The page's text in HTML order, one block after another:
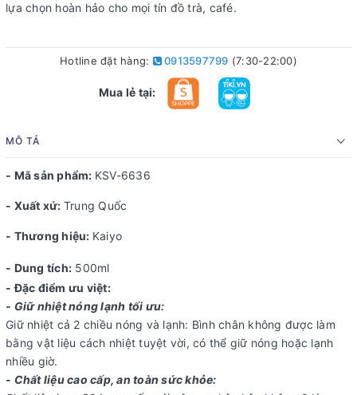
lựa chọn hoàn hảo cho mọi tín đồ trà, café.
Hotline đặt hàng: 0913597799 (7:30-22:00)
Mua lẻ tại:
MÔ TẢ
- Mã sản phẩm: KSV-6636
- Xuất xứ: Trung Quốc
- Thương hiệu: Kaiyo
- Dung tích: 500ml
- Đặc điểm ưu việt:
- Giữ nhiệt nóng lạnh tối ưu:
Giữ nhiệt cả 2 chiều nóng và lạnh: Bình chân không được làm
bằng vật liệu cách nhiệt tuyệt vời, có thể giữ nóng hoặc lạnh
nhiều giờ.
- Chất liệu cao cấp, an toàn sức khỏe: